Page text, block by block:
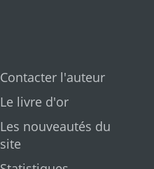
Contacter l'auteur
Le livre d'or
Les nouveautés du
site